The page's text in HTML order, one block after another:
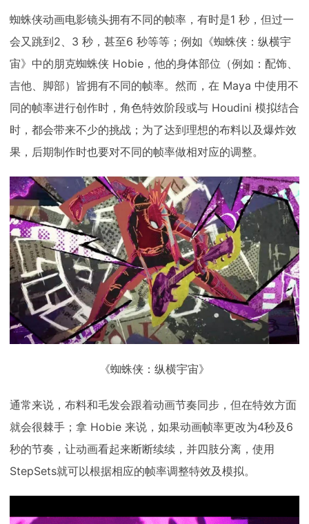
蜘蛛侠动画电影镜头拥有不同的帧率，有时是1 秒，但过一
会又跳到2、3 秒，甚至6 秒等等；例如《蜘蛛侠：纵横宇
宙》中的朋克蜘蛛侠 Hobie，他的身体部位（例如：配饰、
吉他、脚部）皆拥有不同的帧率。然而，在 Maya 中使用不
同的帧率进行创作时，角色特效阶段或与 Houdini 模拟结合
时，都会带来不少的挑战；为了达到理想的布料以及爆炸效
果，后期制作时也要对不同的帧率做相对应的调整。
《蜘蛛侠：纵横宇宙》
通常来说，布料和毛发会跟着动画节奏同步，但在特效方面
就会很棘手；拿 Hobie 来说，如果动画帧率更改为4秒及6
秒的节奏，让动画看起来断断续续，并四肢分离，使用
StepSets就可以根据相应的帧率调整特效及模拟。